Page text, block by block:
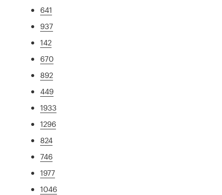
641
937
142
670
892
449
1933
1296
824
746
1977
1046